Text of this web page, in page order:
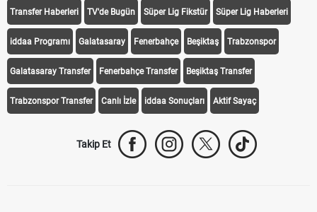
Transfer Haberleri TV'de Bugün Süper Lig Fikstür Süper Lig Haberleri
iddaa Programı Galatasaray Fenerbahçe Beşiktaş Trabzonspor
Galatasaray Transfer Fenerbahçe Transfer Beşiktaş Transfer
Trabzonspor Transfer Canlı İzle iddaa Sonuçları Aktif Sayaç
Takip Et